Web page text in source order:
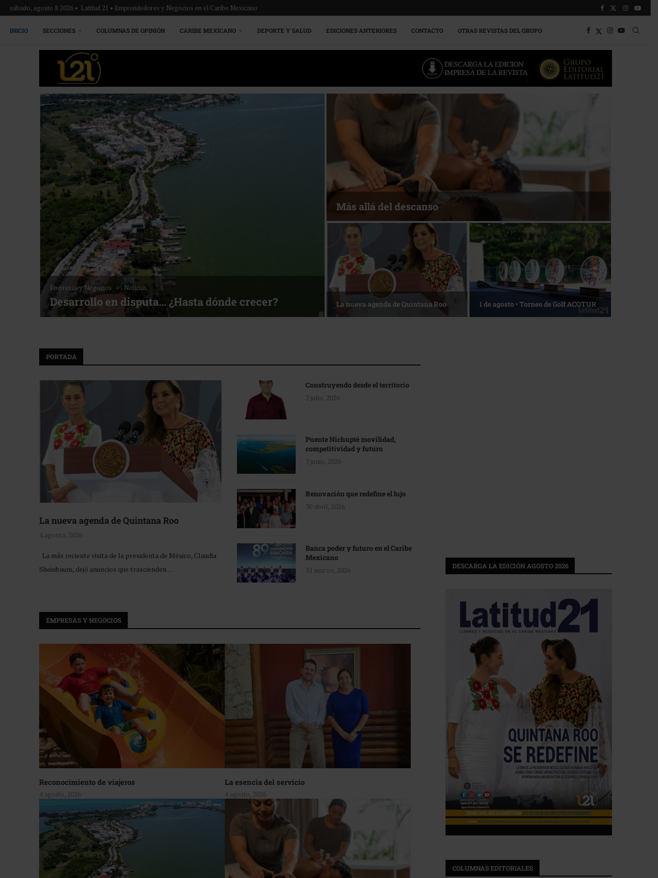
sábado, agosto 8 2026 • Latitud 21 • Emprendedores y Negocios en el Caribe Mexicano
INICIO SECCIONES COLUMNAS DE OPINIÓN CARIBE MEXICANO DEPORTE Y SALUD EDICIONES ANTERIORES CONTACTO OTRAS REVISTAS DEL GRUPO
Noticias
Bottega, un viaje servido a la mesa
Energía que Impulsa la competitividad
Reconocimiento de viajeros La esencia del servicio
PORTADA
La nueva agenda de Quintana Roo
4 agosto, 2026
La más reciente visita de la presidenta de México, Claudia
Sheinbaum, dejó anuncios que trascienden …
Construyendo desde el territorio
2 julio, 2026
Puente Nichupté movilidad,
competitividad y futuro
3 junio, 2026
Renovación que redefine el lujo
30 abril, 2026
Banca poder y futuro en el Caribe
Mexicano
31 marzo, 2026
EMPRESAS Y NEGOCIOS
Reconocimiento de viajeros
4 agosto, 2026
La esencia del servicio
4 agosto, 2026
DESCARGA LA EDICIÓN AGOSTO 2026
COLUMNAS EDITORIALES